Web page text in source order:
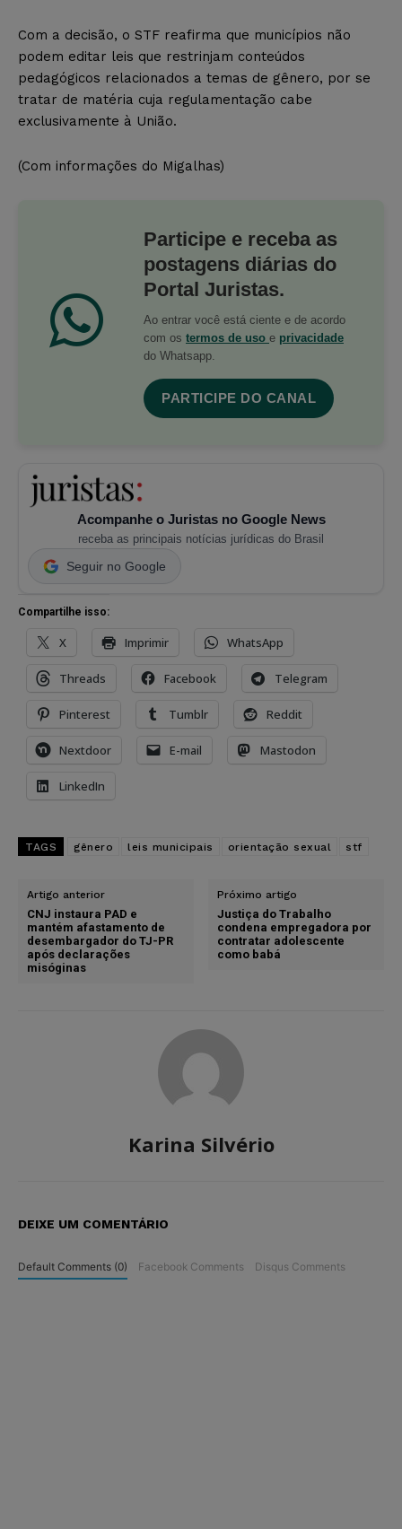
Com a decisão, o STF reafirma que municípios não
podem editar leis que restrinjam conteúdos
pedagógicos relacionados a temas de gênero, por se
tratar de matéria cuja regulamentação cabe
exclusivamente à União.
(Com informações do Migalhas)
Participe e receba as
postagens diárias do
Portal Juristas.
Ao entrar você está ciente e de acordo
com os termos de uso e privacidade
do Whatsapp.
PARTICIPE DO CANAL
Acompanhe o Juristas no Google News
receba as principais notícias jurídicas do Brasil
Seguir no Google
Compartilhe isso:
X Imprimir WhatsApp
Threads Facebook Telegram
Pinterest Tumblr Reddit
Nextdoor E-mail Mastodon
LinkedIn
TAGS gênero leis municipais orientação sexual stf
Artigo anterior
CNJ instaura PAD e
mantém afastamento de
desembargador do TJ-PR
após declarações
misóginas
Próximo artigo
Justiça do Trabalho
condena empregadora por
contratar adolescente
como babá
Karina Silvério
DEIXE UM COMENTÁRIO
Default Comments (0) Facebook Comments Disqus Comments